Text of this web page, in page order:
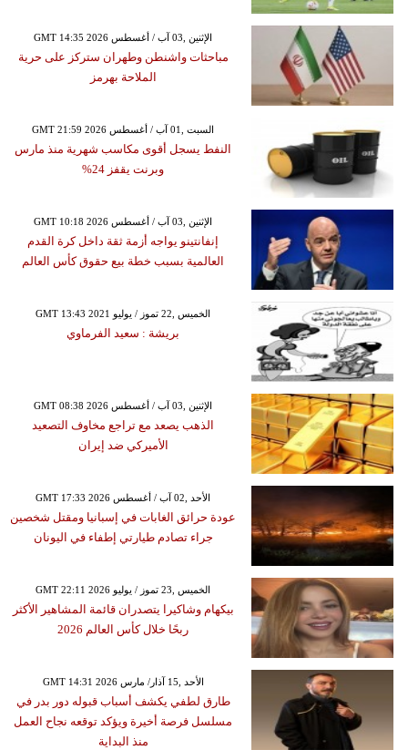
GMT 14:35 2026 الإثنين ,03 آب / أغسطس
مباحثات واشنطن وطهران ستركز على حرية
الملاحة بهرمز
GMT 21:59 2026 السبت ,01 آب / أغسطس
النفط يسجل أقوى مكاسب شهرية منذ مارس
وبرنت يقفز 24%
GMT 10:18 2026 الإثنين ,03 آب / أغسطس
إنفانتينو يواجه أزمة ثقة داخل كرة القدم
العالمية بسبب خطة بيع حقوق كأس العالم
GMT 13:43 2021 الخميس ,22 تموز / يوليو
بريشة : سعيد الفرماوي
GMT 08:38 2026 الإثنين ,03 آب / أغسطس
الذهب يصعد مع تراجع مخاوف التصعيد
الأميركي ضد إيران
GMT 17:33 2026 الأحد ,02 آب / أغسطس
عودة حرائق الغابات في إسبانيا ومقتل شخصين
جراء تصادم طيارتي إطفاء في اليونان
GMT 22:11 2026 الخميس ,23 تموز / يوليو
بيكهام وشاكيرا يتصدران قائمة المشاهير الأكثر
ربحًا خلال كأس العالم 2026
GMT 14:31 2026 الأحد ,15 آذار/ مارس
طارق لطفي يكشف أسباب قبوله دور بدر في
مسلسل فرصة أخيرة ويؤكد توقعه نجاح العمل
منذ البداية